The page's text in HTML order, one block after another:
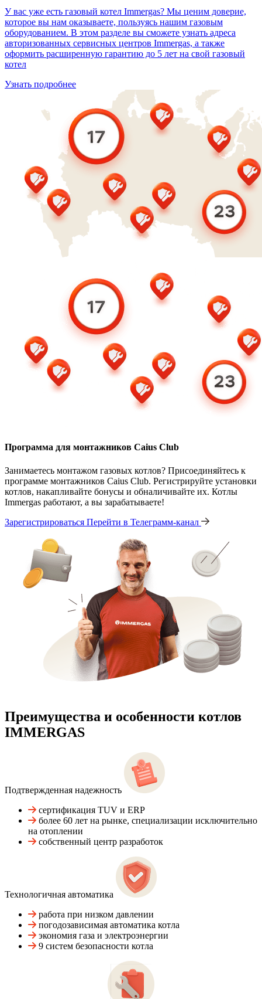
У вас уже есть газовый котел Immergas? Мы ценим доверие,
которое вы нам оказываете, пользуясь нашим газовым
оборудованием. В этом разделе вы сможете узнать адреса
авторизованных сервисных центров Immergas, а также
оформить расширенную гарантию до 5 лет на свой газовый
котел
Узнать подробнее
Программа для монтажников Caius Club
Занимаетесь монтажом газовых котлов? Присоединяйтесь к
программе монтажников Caius Club. Регистрируйте установки
котлов, накапливайте бонусы и обналичивайте их. Котлы
Immergas работают, а вы зарабатываете!
Зарегистрироваться Перейти в Телеграмм-канал
Преимущества и особенности котлов
IMMERGAS
Подтвержденная надежность
сертификация TUV и ERP
более 60 лет на рынке, специализации исключительно
на отоплении
собственный центр разработок
Технологичная автоматика
работа при низком давлении
погодозависимая автоматика котла
экономия газа и электроэнергии
9 систем безопасности котла